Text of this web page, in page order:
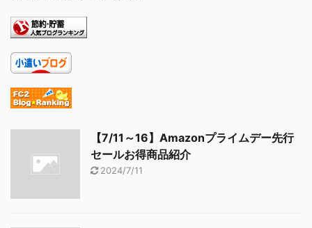
【7/11～16】Amazonプライムデー先行
セールお得商品紹介
2024/7/11